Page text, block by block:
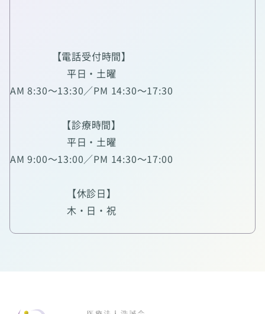
【電話受付時間】
平日・土曜
AM 8:30～13:30／PM 14:30～17:30
【診療時間】
平日・土曜
AM 9:00～13:00／PM 14:30～17:00
【休診日】
木・日・祝